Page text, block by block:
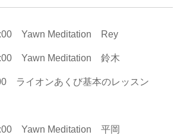
Yawn Meditation Rey
Yawn Meditation 鈴木
ライオンあくび基本のレッスン
Yawn Meditation 平岡